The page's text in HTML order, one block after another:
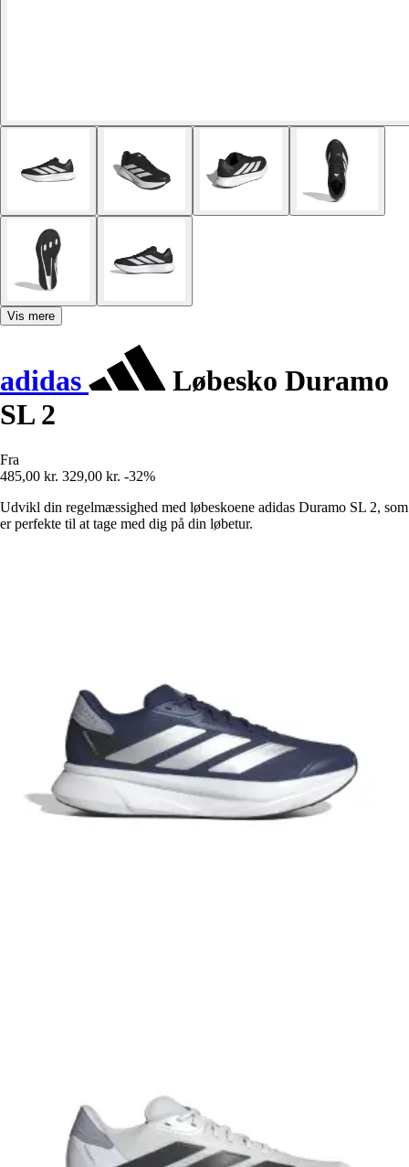
Vis mere
adidas
Løbesko Duramo
SL 2
Fra
485,00 kr. 329,00 kr. -32%
Udvikl din regelmæssighed med løbeskoene adidas Duramo SL 2, som
er perfekte til at tage med dig på din løbetur.